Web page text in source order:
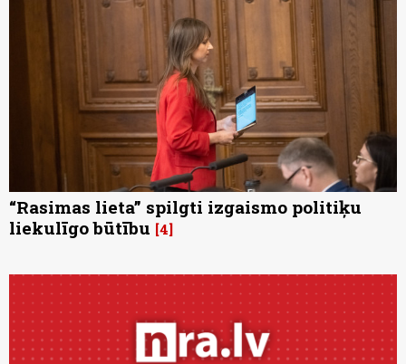
“Rasimas lieta” spilgti izgaismo politiķu
liekulīgo būtību 4